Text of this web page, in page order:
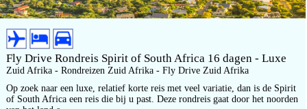
Fly Drive Rondreis Spirit of South Africa 16 dagen - Luxe
Zuid Afrika - Rondreizen Zuid Afrika - Fly Drive Zuid Afrika
Op zoek naar een luxe, relatief korte reis met veel variatie, dan is de Spirit
of South Africa een reis die bij u past. Deze rondreis gaat door het noorden